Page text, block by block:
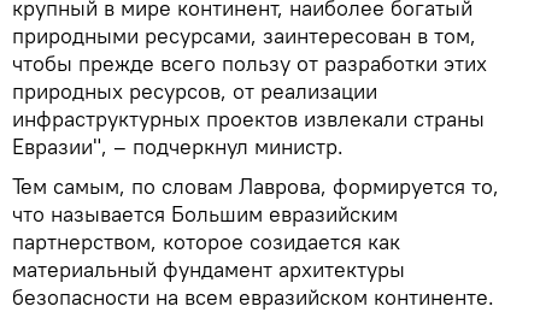
крупный в мире континент, наиболее богатый
природными ресурсами, заинтересован в том,
чтобы прежде всего пользу от разработки этих
природных ресурсов, от реализации
инфраструктурных проектов извлекали страны
Евразии", – подчеркнул министр.
Тем самым, по словам Лаврова, формируется то,
что называется Большим евразийским
партнерством, которое созидается как
материальный фундамент архитектуры
безопасности на всем евразийском континенте.